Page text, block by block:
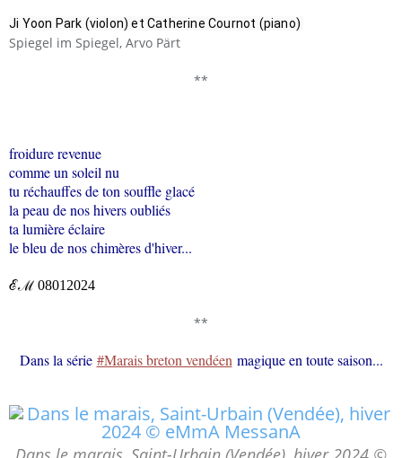
Ji Yoon Park (violon) et Catherine Cournot (piano)
Spiegel im Spiegel, Arvo Pärt
**
froidure revenue
comme un soleil nu
tu réchauffes de ton souffle glacé
la peau de nos hivers oubliés
ta lumière éclaire
le bleu de nos chimères d'hiver...
ℰℳ 08012024
**
Dans la série #Marais breton vendéen magique en toute saison...